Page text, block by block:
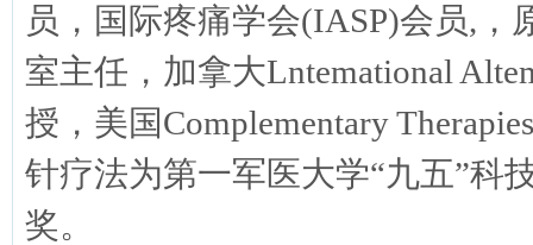
员，国际疼痛学会(IASP)会员,
室主任，加拿大Lntemational
授，美国Complementary
针疗法为第一军医大学“九五”科
奖。